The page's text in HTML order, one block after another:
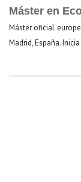
Máster en
Máster oficial
Madrid, España.